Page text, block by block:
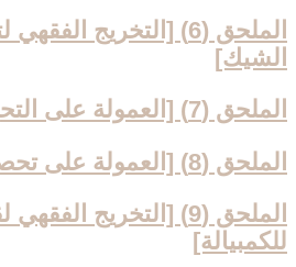
الملحق (6) [التخريج
الشيك‏]
الملحق (7) [العمولة على التحويل‏]
الملحق (8) [العمولة على تحصيل الكمبيالة]
الملحق (9) [التخريج
للكمبيالة]